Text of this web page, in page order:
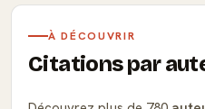
À DÉCOUVRIR
Citations par